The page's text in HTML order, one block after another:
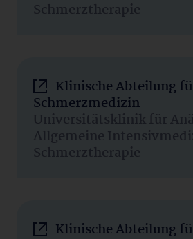
Schmerztherapie
Klinische Abteilung
Schmerzmedizin
Universitätsklinik für
Allgemeine
Schmerztherapie
Klinische Abteilung